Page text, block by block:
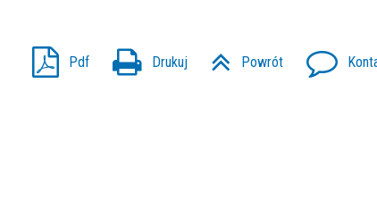
Pdf Drukuj Powrót